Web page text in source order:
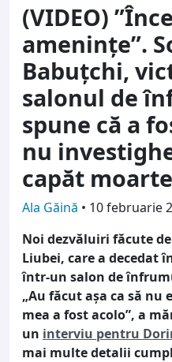
(VIDEO)
amenințe”.
Babuțchi,
salonul de
spune că a
nu
capăt
Ala Găină • 10 februarie
Noi dezvăluiri făcute
Liubei, care a decedat
într-un salon de
„Au făcut așa ca să nu
mea a fost acolo”, a
un interviu pentru
mai multe detalii